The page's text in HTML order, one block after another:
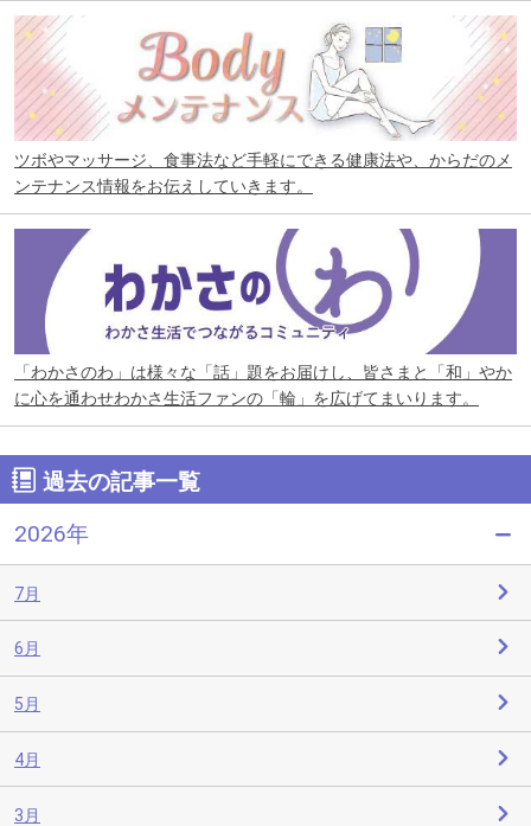
ツボやマッサージ、食事法など手軽にできる健康法や、からだのメ
ンテナンス情報をお伝えしていきます。
「わかさのわ」は様々な「話」題をお届けし、皆さまと「和」やか
に心を通わせわかさ生活ファンの「輪」を広げてまいります。
過去の記事一覧
2026年
7月
6月
5月
4月
3月